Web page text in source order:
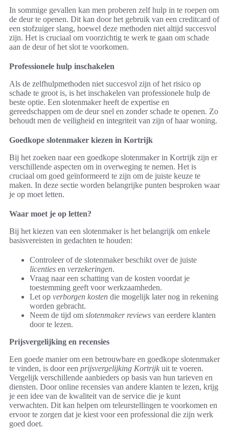
In sommige gevallen kan men proberen zelf hulp in te roepen om
de deur te openen. Dit kan door het gebruik van een creditcard of
een stofzuiger slang, hoewel deze methoden niet altijd succesvol
zijn. Het is cruciaal om voorzichtig te werk te gaan om schade
aan de deur of het slot te voorkomen.
Professionele hulp inschakelen
Als de zelfhulpmethoden niet succesvol zijn of het risico op
schade te groot is, is het inschakelen van professionele hulp de
beste optie. Een slotenmaker heeft de expertise en
gereedschappen om de deur snel en zonder schade te openen. Zo
behoudt men de veiligheid en integriteit van zijn of haar woning.
Goedkope slotenmaker kiezen in Kortrijk
Bij het zoeken naar een goedkope slotenmaker in Kortrijk zijn er
verschillende aspecten om in overweging te nemen. Het is
cruciaal om goed geïnformeerd te zijn om de juiste keuze te
maken. In deze sectie worden belangrijke punten besproken waar
je op moet letten.
Waar moet je op letten?
Bij het kiezen van een slotenmaker is het belangrijk om enkele
basisvereisten in gedachten te houden:
Controleer of de slotenmaker beschikt over de juiste
licenties en verzekeringen.
Vraag naar een schatting van de kosten voordat je
toestemming geeft voor werkzaamheden.
Let op verborgen kosten die mogelijk later nog in rekening
worden gebracht.
Neem de tijd om slotenmaker reviews van eerdere klanten
door te lezen.
Prijsvergelijking en recensies
Een goede manier om een betrouwbare en goedkope slotenmaker
te vinden, is door een prijsvergelijking Kortrijk uit te voeren.
Vergelijk verschillende aanbieders op basis van hun tarieven en
diensten. Door online recensies van andere klanten te lezen, krijg
je een idee van de kwaliteit van de service die je kunt
verwachten. Dit kan helpen om teleurstellingen te voorkomen en
ervoor te zorgen dat je kiest voor een professional die zijn werk
goed doet.